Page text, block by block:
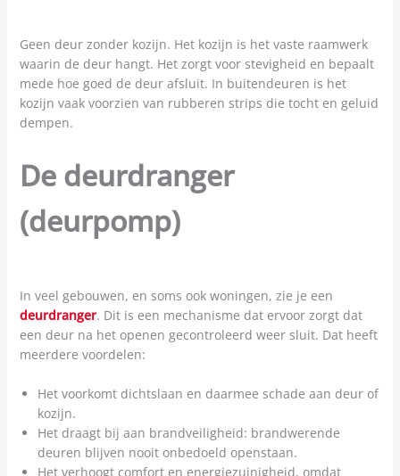
Geen deur zonder kozijn. Het kozijn is het vaste raamwerk
waarin de deur hangt. Het zorgt voor stevigheid en bepaalt
mede hoe goed de deur afsluit. In buitendeuren is het
kozijn vaak voorzien van rubberen strips die tocht en geluid
dempen.
De deurdranger
(deurpomp)
In veel gebouwen, en soms ook woningen, zie je een
deurdranger. Dit is een mechanisme dat ervoor zorgt dat
een deur na het openen gecontroleerd weer sluit. Dat heeft
meerdere voordelen:
Het voorkomt dichtslaan en daarmee schade aan deur of
kozijn.
Het draagt bij aan brandveiligheid: brandwerende
deuren blijven nooit onbedoeld openstaan.
Het verhoogt comfort en energiezuinigheid, omdat